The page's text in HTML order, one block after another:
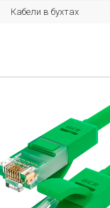
Кабели в бухтах